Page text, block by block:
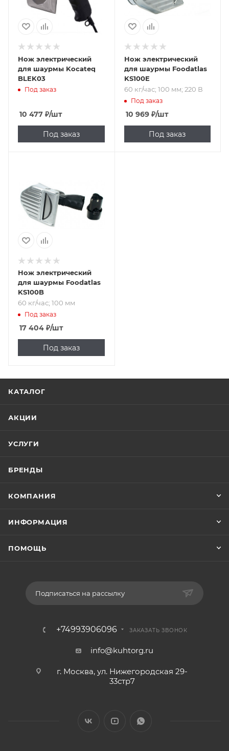
Нож электрический
для шаурмы Kocateq
BLEK03
Под заказ
10 477 ₽/шт
Под заказ
Нож электрический
для шаурмы Foodatlas
KS100E
60 кг/час; 100 мм; 220 В
Под заказ
10 969₽/шт
Под заказ
Нож электрический
для шаурмы Foodatlas
KS100B
60 кг/час; 100 мм
Под заказ
17 404 ₽/шт
Под заказ
КАТАЛОГ
АКЦИИ
УСЛУГИ
БРЕНДЫ
КОМПАНИЯ
ИНФОРМАЦИЯ
ПОМОЩЬ
Подписаться на рассылку
+74993906096 ЗАКАЗАТЬ ЗВОНОК
info@kuhtorg.ru
г. Москва, ул. Нижегородская 29-
33стр7